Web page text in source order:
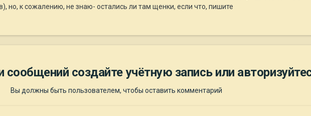
но, к сожалению, не знаю- остались ли там щенки, если что, пишите
сообщений создайте учётную запись или
Вы должны быть пользователем, чтобы оставить комментарий